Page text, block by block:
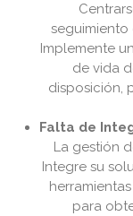
seguimiento
Implemente
de vida
disposición,
Falta de
La gestión
Integre su
para